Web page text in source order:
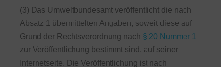
(3) Das Umweltbundesamt veröffentlicht die nach
Absatz 1 übermittelten Angaben, soweit diese auf
Grund der Rechtsverordnung nach § 20 Nummer 1
zur Veröffentlichung bestimmt sind, auf seiner
Internetseite. Die Veröffentlichung ist nach